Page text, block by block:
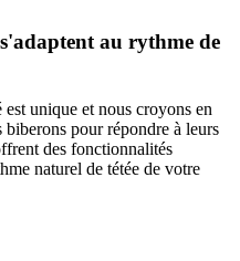
au rythme de
unique et nous croyons en
pour répondre à leurs
des fonctionnalités
naturel de tétée de votre